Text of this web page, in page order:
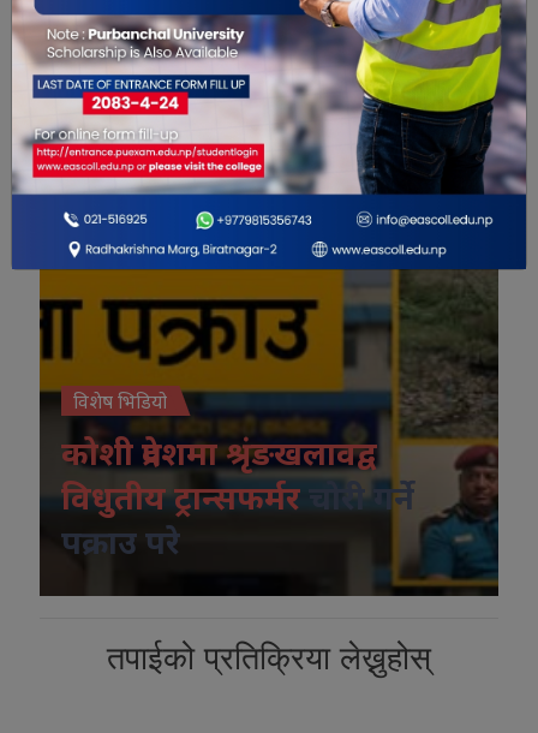
विशेष भिडियो
विशेष भिडियो
कोशी प्रदेशमा श्रृंङखलावद्व
विधुतीय ट्रान्सफर्मर
चोरी गर्ने
पक्राउ परे
तपाईको प्रतिक्रिया लेख्नुहोस्